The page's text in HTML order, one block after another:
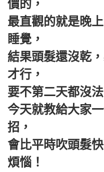
價的，
最直觀的就是晚
睡覺，
結果頭髮還沒乾
才行，
要不第二天都沒
今天就教給大家
招，
會比平時吹頭髮
煩惱！